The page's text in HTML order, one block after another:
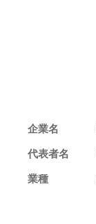
企業名
代表者名
業種